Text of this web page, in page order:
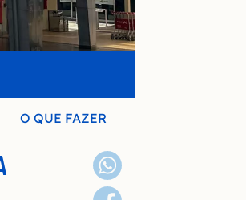
O QUE FAZER